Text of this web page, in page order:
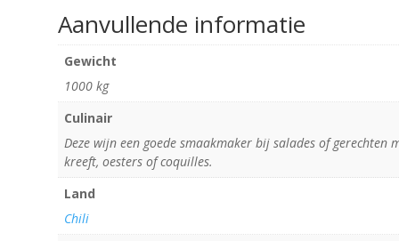
Aanvullende informatie
Gewicht
1000 kg
Culinair
Deze wijn een goede smaakmaker bij salades of gerechten
kreeft, oesters of coquilles.
Land
Chili